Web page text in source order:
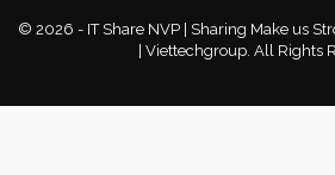
© 2026 - IT Share NVP | Sharing Make us
| Viettechgroup. All Rights